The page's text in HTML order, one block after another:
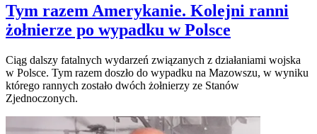
Tym razem Amerykanie. Kolejni ranni
żołnierze po wypadku w Polsce
Ciąg dalszy fatalnych wydarzeń związanych z działaniami wojska
w Polsce. Tym razem doszło do wypadku na Mazowszu, w wyniku
którego rannych zostało dwóch żołnierzy ze Stanów
Zjednoczonych.